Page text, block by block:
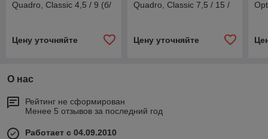
Quadro, Classic 4,5 / 9 (б/
Цену уточняйте
Quadro, Classic 7,5 / 15 /
Цену уточняйте
О нас
Рейтинг не сформирован
Менее 5 отзывов за последний год
Работает с 04.09.2010